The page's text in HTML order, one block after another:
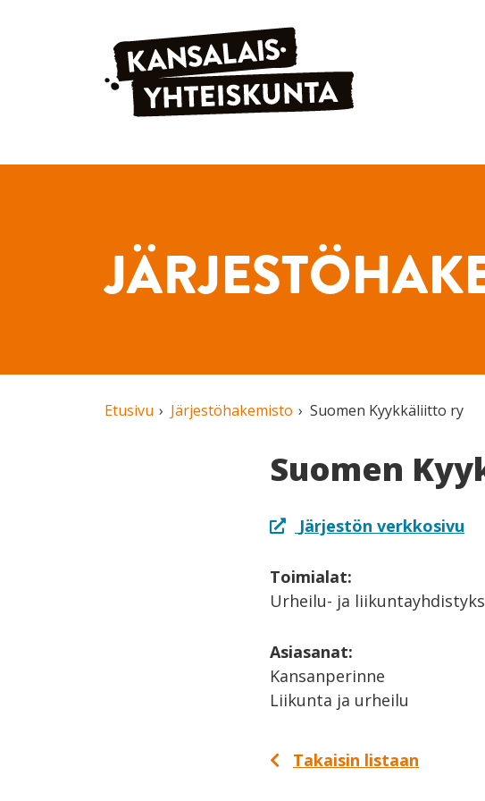
Siirry sisältöön
Etusivu Järjestöhakemisto Suomen Kyykkäliitto ry
Suomen
Järjestön verkkosivu
Toimialat:
Urheilu- ja
Asiasanat:
Kansanperinne
Liikunta ja urheilu
Takaisin listaan